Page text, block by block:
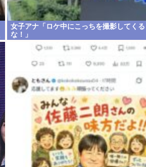
女子アナ「ロケ中にこっちを撮影してくる
な！」